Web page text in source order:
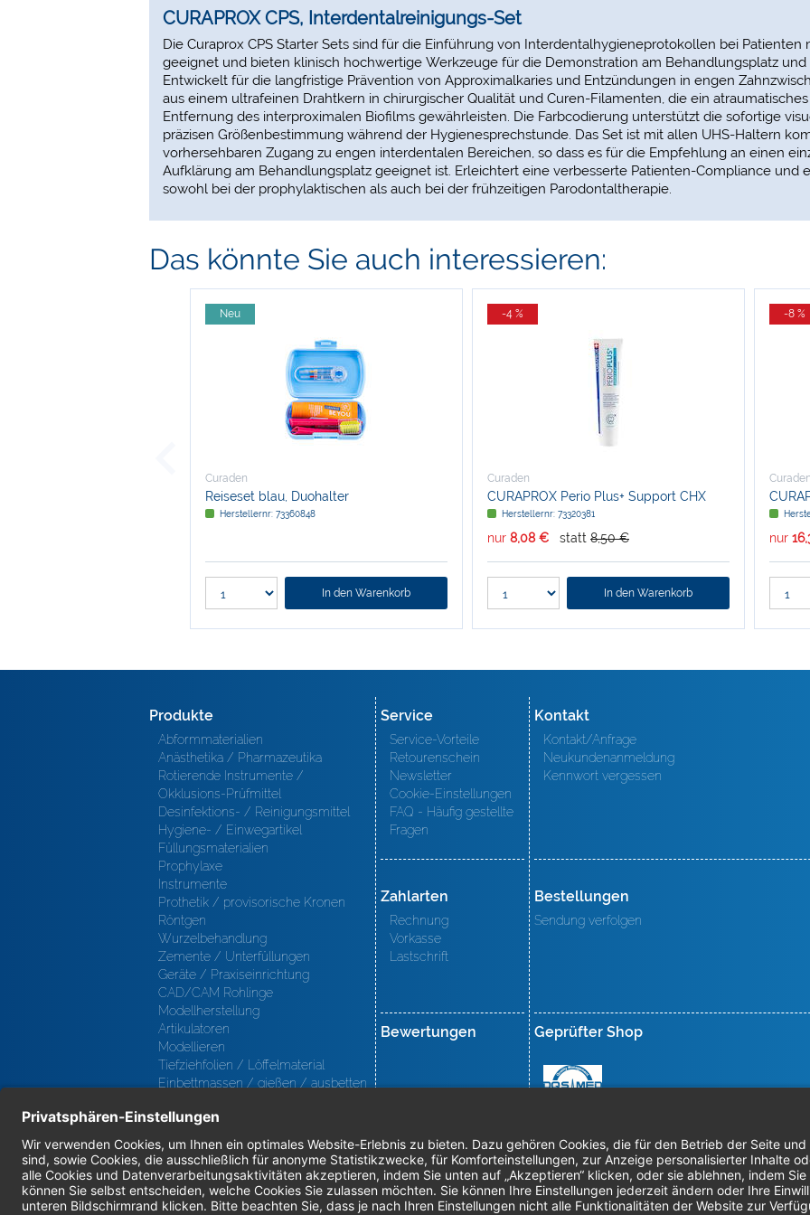
CURAPROX CPS, Interdentalreinigungs-Set
Die Curaprox CPS Starter Sets sind für die Einführung von Interdentalhygieneprotokollen bei
geeignet und bieten klinisch hochwertige Werkzeuge für die Demonstration am Behandlungsplatz und
Entwickelt für die langfristige Prävention von Approximalkaries und Entzündungen in engen
aus einem ultrafeinen Drahtkern in chirurgischer Qualität und Curen-Filamenten, die ein
Entfernung des interproximalen Biofilms gewährleisten. Die Farbcodierung unterstützt die sofortige
präzisen Größenbestimmung während der Hygienesprechstunde. Das Set ist mit allen UHS-Haltern
vorhersehbaren Zugang zu engen interdentalen Bereichen, so dass es für die Empfehlung an einen
Aufklärung am Behandlungsplatz geeignet ist. Erleichtert eine verbesserte Patienten-Compliance und
sowohl bei der prophylaktischen als auch bei der frühzeitigen Parodontaltherapie.
Das könnte Sie auch interessieren:
Neu
Curaden
Reiseset blau, Duohalter
Herstellernr: 73360848
In den Warenkorb
-4 %
Curaden
CURAPROX Perio Plus+ Support CHX
Herstellernr: 73320381
nur 8,08 € statt 8,50 €
In den Warenkorb
-8 %
Curaden
nur
Produkte
Abformmaterialien
Anästhetika / Pharmazeutika
Rotierende Instrumente /
Okklusions-Prüfmittel
Desinfektions- / Reinigungsmittel
Hygiene- / Einwegartikel
Füllungsmaterialien
Prophylaxe
Instrumente
Prothetik / provisorische Kronen
Röntgen
Wurzelbehandlung
Zemente / Unterfüllungen
Geräte / Praxiseinrichtung
CAD/CAM Rohlinge
Modellherstellung
Artikulatoren
Modellieren
Tiefziehfolien / Löffelmaterial
Einbettmassen / gießen / ausbetten
Oberfl ächenbearbeitung
Keramik
Verblendmaterialien
Instrumente
Kieferorthopädie / Klammerdrähte
Verschiedenes (Labor)
Service
Service-Vorteile
Retourenschein
Newsletter
Cookie-Einstellungen
FAQ - Häufig gestellte
Fragen
Zahlarten
Rechnung
Vorkasse
Lastschrift
Bewertungen
Kontakt
Kontakt/Anfrage
Neukundenanmeldung
Kennwort vergessen
Bestellungen
Sendung verfolgen
Geprüfter Shop